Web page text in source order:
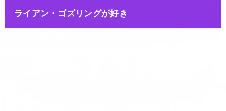
ライアン・ゴズリングが好き